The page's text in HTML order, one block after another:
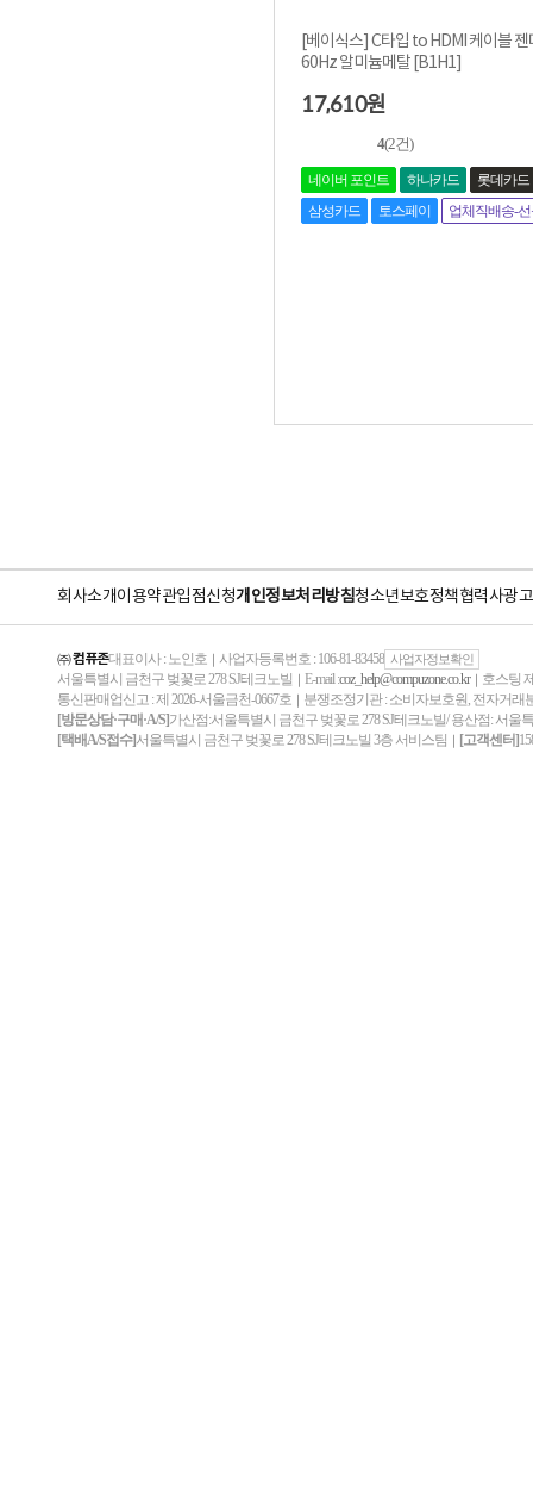
[베이식스] C타입 to HDMI 케이블 젠
60Hz 알미늄메탈 [B1H1]
17,610원
4(2건)
네이버 포인트 하나카드
롯데카드
삼성카드
토스페이 업체직배송-
회사소개이용약관입점신청개인정보처리방침청소년보호정책협력사광
㈜ 컴퓨존대표이사 : 노인호 ｜ 사업자등록번호 : 106-81-83458 사업자정보확인
서울특별시 금천구 벚꽃로 278 SJ테크노빌 ｜ E-mail :coz_help@compuzone.co.kr｜ 호스팅
통신판매업신고 : 제 2026-서울금천-0667호 ｜ 분쟁조정기관 : 소비자보호원, 전자거래
[방문상담·구매·A/S]가산점:서울특별시 금천구 벚꽃로 278 SJ테크노빌/ 용산점: 서울
[택배A/S접수]서울특별시 금천구 벚꽃로 278 SJ테크노빌 3층 서비스팀 ｜ [고객센터]